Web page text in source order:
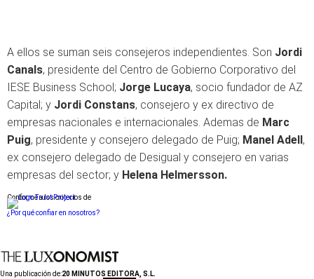
A ellos se suman seis consejeros independientes. Son Jordi
Canals, presidente del Centro de Gobierno Corporativo del
IESE Business School; Jorge Lucaya, socio fundador de AZ
Capital; y Jordi Constans, consejero y ex directivo de
empresas nacionales e internacionales. Ademas de Marc
Puig, presidente y consejero delegado de Puig; Manel Adell,
ex consejero delegado de Desigual y consejero en varias
empresas del sector; y Helena Helmersson.
Conforme a los criterios de
¿Por qué confiar en nosotros?
Una publicación de:20 MINUTOS EDITORA, S.L.